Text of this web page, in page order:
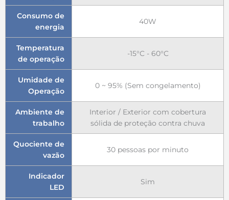
Consumo de
energia
40W
Temperatura
de operação
-15°C - 60°C
Umidade de
Operação
0 ~ 95% (Sem congelamento)
Ambiente de
trabalho
Interior / Exterior com cobertura
sólida de proteção contra chuva
Quociente de
vazão
30 pessoas por minuto
Indicador
LED
Sim